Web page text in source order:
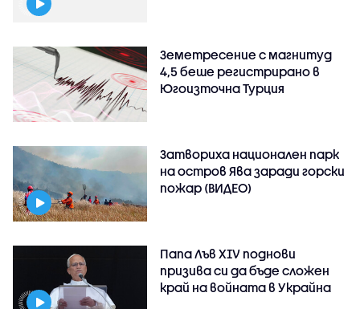
Земетресение с магнитуд
4,5 беше регистрирано в
Югоизточна Турция
Затвориха национален парк
на остров Ява заради горски
пожар (ВИДЕО)
Папа Лъв XIV поднови
призива си да бъде сложен
край на войната в Украйна